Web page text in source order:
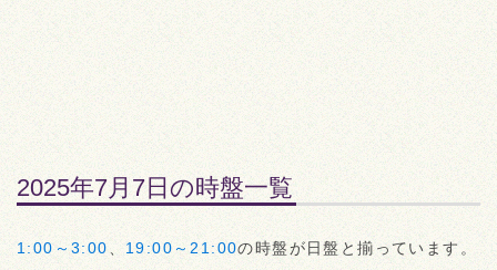
2025年7月7日の時盤一覧
1:00～3:00 19:00～21:00の時盤が日盤と揃っています。